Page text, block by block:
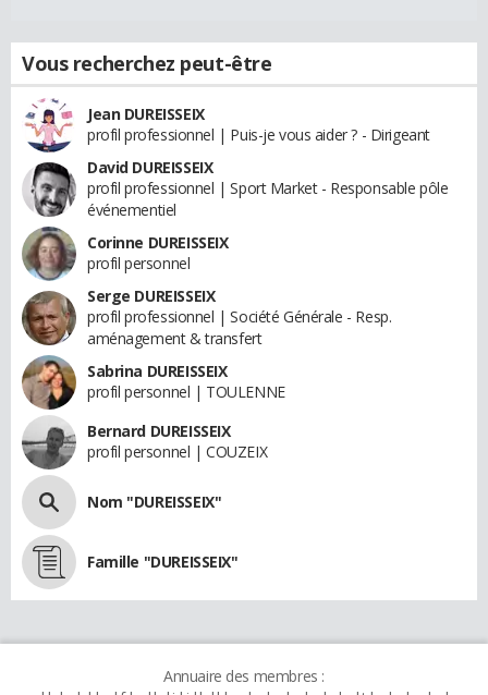
Vous recherchez peut-être
Jean DUREISSEIX
profil professionnel | Puis-je vous aider ? - Dirigeant
David DUREISSEIX
profil professionnel | Sport Market - Responsable pôle
événementiel
Corinne DUREISSEIX
profil personnel
Serge DUREISSEIX
profil professionnel | Société Générale - Resp.
aménagement & transfert
Sabrina DUREISSEIX
profil personnel | TOULENNE
Bernard DUREISSEIX
profil personnel | COUZEIX
Nom "DUREISSEIX"
Famille "DUREISSEIX"
Annuaire des membres :